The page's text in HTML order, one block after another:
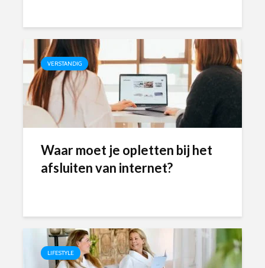
VERSTANDIG
Waar moet je opletten bij het
afsluiten van internet?
LIFESTYLE